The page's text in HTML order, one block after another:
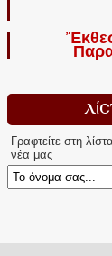
Γραφτείτε στη
νέα μας